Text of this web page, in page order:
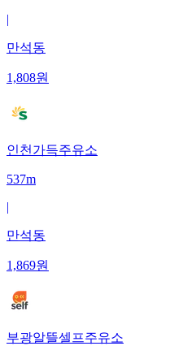
|
만석동
1,808원
인천가득주유소
537m
|
만석동
1,869원
부광알뜰셀프주유소